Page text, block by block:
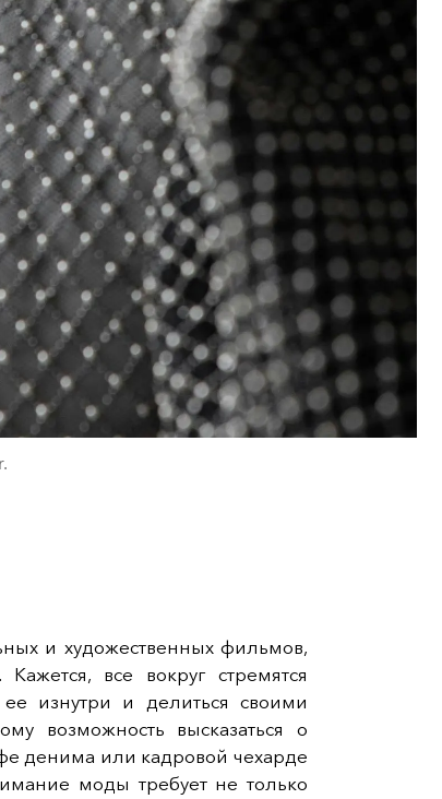
и художественных фильмов,
все вокруг стремятся
ее изнутри и делиться своими
возможность высказаться о
денима или кадровой чехарде
моды требует не только